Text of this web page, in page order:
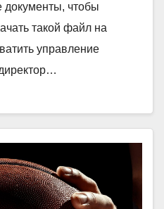
документы, чтобы
такой файл на
управление